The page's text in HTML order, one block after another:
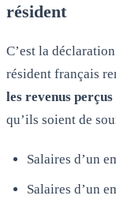
résident
C’est la
résident français
les revenus
qu’ils soient de
Salaires d’un
Salaires d’un